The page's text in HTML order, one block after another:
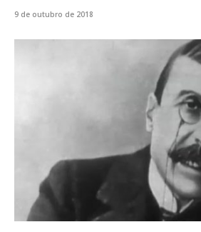
9 de outubro de 2018